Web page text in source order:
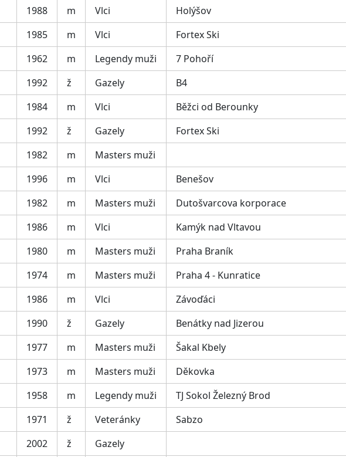
1988
m Vlci Holýšov
1985
m Vlci Fortex Ski
1962
m Legendy muži 7 Pohoří
1992
ž Gazely B4
1984
m Vlci Běžci od Berounky
1992
ž Gazely Fortex Ski
1982
m Masters muži
1996
m Vlci Benešov
1982
m Masters muži Dutošvarcova korporace
1986
m Vlci Kamýk nad Vltavou
1980
m Masters muži Praha Braník
1974
m Masters muži Praha 4 - Kunratice
1986
m Vlci Závoďáci
1990
ž Gazely Benátky nad Jizerou
1977
m Masters muži Šakal Kbely
1973
m Masters muži Děkovka
1958
m Legendy muži TJ Sokol Železný Brod
1971
ž Veteránky Sabzo
2002
ž Gazely